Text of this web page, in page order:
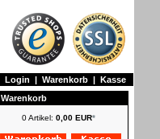
Login | Warenkorb | Kasse
Warenkorb
0 Artikel: 0,00 EUR*